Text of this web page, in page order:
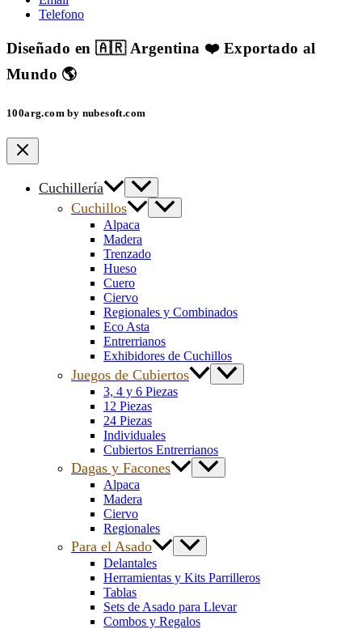
Telefono
Diseñado en 🇦🇷 Argentina ❤️ Exportado al
Mundo 🌎
100arg.com by nubesoft.com
Cuchillería
Cuchillos
Alpaca
Madera
Trenzado
Hueso
Cuero
Ciervo
Regionales y Combinados
Eco Asta
Entrerrianos
Exhibidores de Cuchillos
Juegos de Cubiertos
3, 4 y 6 Piezas
12 Piezas
24 Piezas
Individuales
Cubiertos Entrerrianos
Dagas y Facones
Alpaca
Madera
Ciervo
Regionales
Para el Asado
Delantales
Herramientas y Kits Parrilleros
Tablas
Sets de Asado para Llevar
Combos y Regalos